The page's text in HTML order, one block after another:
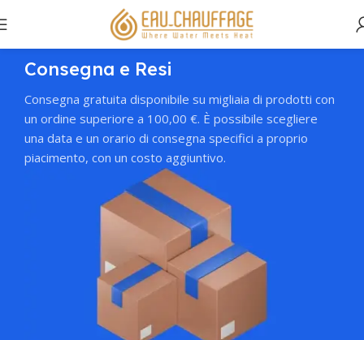
Consegna e Resi
Consegna gratuita disponibile su migliaia di prodotti con
un ordine superiore a 100,00 €. È possibile scegliere
una data e un orario di consegna specifici a proprio
piacimento, con un costo aggiuntivo.